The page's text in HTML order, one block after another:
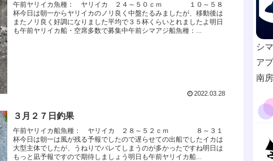
午前ヤリイカ魚種： ヤリイカ ２４～５０ｃｍ １０～５８
杯今日は朝一からヤリイカのノリ良く中盤たるみましたが、移動後は
またノリ良く好調になりました平均で３５杯くらいとれましたよ明日
も午前ヤリイカ船・空席多数で募集中午前シマアジ船魚種：...
2022.03.28
３月２７日釣果
午前ヤリイカ船魚種： ヤリイカ ２８～５２ｃｍ ８～３１
杯今日は朝一は風が残る予報でしたので遅らせての出船でしたイカは
大型主体でしたが、うねりでバレてしまうのが多かったですね明日は
もっと凪予報ですので期待しましょう明日も午前ヤリイカ船...
シ
ア
南